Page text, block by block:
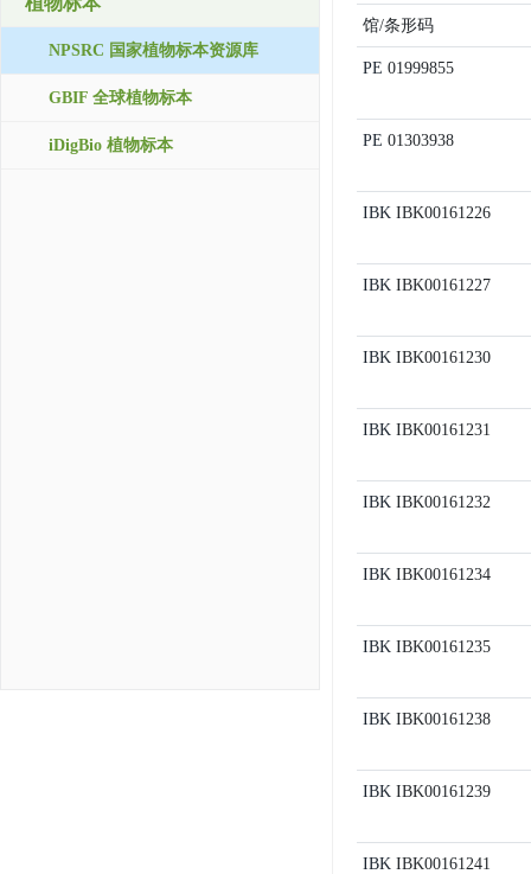
NPSRC 国家植物标本资源库
GBIF 全球植物标本
iDigBio 植物标本
馆/条形码
PE 01999855
PE 01303938
IBK IBK00161226
IBK IBK00161227
IBK IBK00161230
IBK IBK00161231
IBK IBK00161232
IBK IBK00161234
IBK IBK00161235
IBK IBK00161238
IBK IBK00161239
IBK IBK00161241